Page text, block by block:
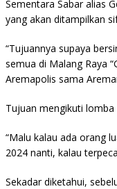
Sementara Sabar alias
yang akan ditampilkan
“Tujuannya supaya
semua di Malang Raya
Aremapolis sama
Tujuan mengikuti
“Malu kalau ada orang
2024 nanti, kalau
Sekadar diketahui,